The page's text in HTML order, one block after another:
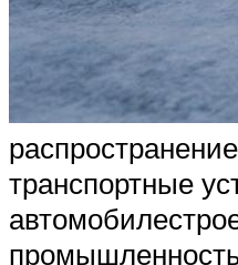
транспортные